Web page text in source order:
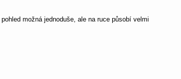
možná jednoduše, ale na ruce působí velmi